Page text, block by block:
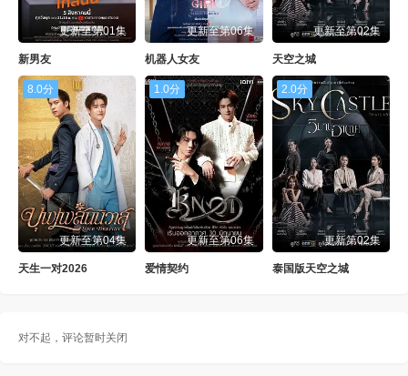
更新至第01集
新男友
更新至第06集
机器人女友
更新至第02集
天空之城
8.0分
更新至第04集
天生一对2026
1.0分
更新至第06集
爱情契约
2.0分
更新第02集
泰国版天空之城
对不起，评论暂时关闭